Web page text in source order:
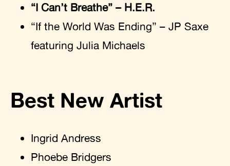
“I Can’t Breathe” – H.E.R.
“If the World Was Ending” – JP Saxe
featuring Julia Michaels
Best New Artist
Ingrid Andress
Phoebe Bridgers